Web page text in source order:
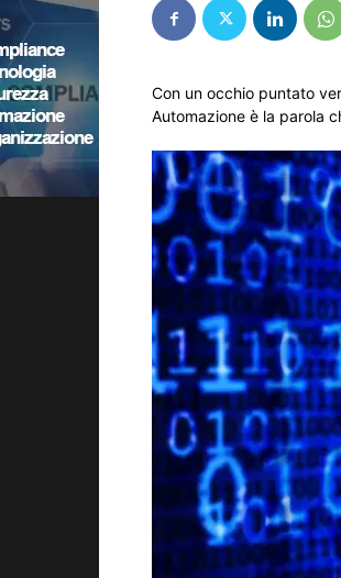
Con un occhio puntato
Automazione è la parola